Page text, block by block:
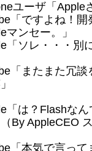
ユーザ「Apple
「ですよね！
マンセー。」
「ソレ・・・別
「またまた冗
「は？Flashな
By AppleCEO
「本気で言っ